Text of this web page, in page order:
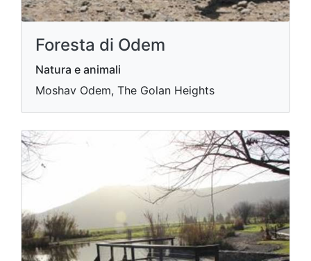
Foresta di Odem
Natura e animali
Moshav Odem, The Golan Heights